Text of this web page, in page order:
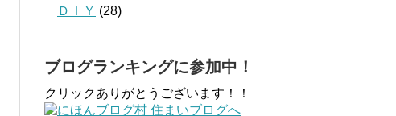
ＤＩＹ (28)
ブログランキングに参加中！
クリックありがとうございます！！